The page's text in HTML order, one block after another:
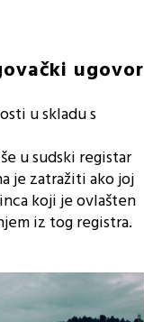
ugovor
u skladu s
u sudski registar
je zatražiti ako joj
koji je ovlašten
iz tog registra.